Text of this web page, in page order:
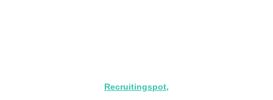
Recruitingspot,